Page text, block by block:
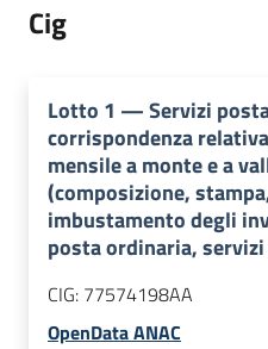
Cig
Lotto 1 —Servizi
corrispondenza
mensile a monte e a
(composizione,
imbustamento degli
posta ordinaria,
CIG: 77574198AA
OpenData ANAC